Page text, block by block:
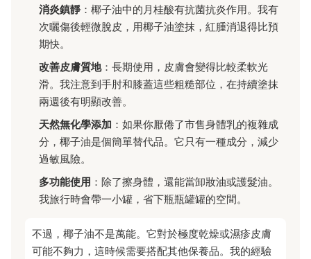
消炎鎮靜：椰子油中的月桂酸有抗菌抗炎作用。我有
次曬傷後輕微脫皮，用椰子油塗抹，紅腫消退得比預
期快。
改善皮膚質地：長期使用，皮膚會變得比較柔軟光
滑。我注意到手肘和膝蓋這些粗糙部位，在持續塗抹
兩週後有明顯改善。
天然無化學添加 ：如果你厭倦了市售身體乳的複雜成
分，椰子油是個簡單替代品。它只有一種成分，減少
過敏風險。
多功能使用 ：除了擦身體，還能當卸妝油或護髮油。
我旅行時會帶一小罐，省下瓶瓶罐罐的空間。
不過，椰子油不是萬能。它對於極度乾燥或濕疹皮膚
可能不夠力，這時候需要搭配其他保養品。我的經驗